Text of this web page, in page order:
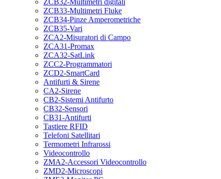
ZCB32-Multimetri digitali
ZCB33-Multimetri Fluke
ZCB34-Pinze Amperometriche
ZCB35-Vari
ZCA2-Misuratori di Campo
ZCA31-Promax
ZCA32-SatLink
ZCC2-Programmatori
ZCD2-SmartCard
Antifurti & Sirene
CA2-Sirene
CB2-Sistemi Antifurto
CB32-Sensori
CB31-Antifurti
Tastiere RFID
Telefoni Satellitari
Termometri Infrarossi
Videocontrollo
ZMA2-Accessori Videocontrollo
ZMD2-Microscopi